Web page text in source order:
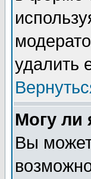
удалить
Могу ли
Вы